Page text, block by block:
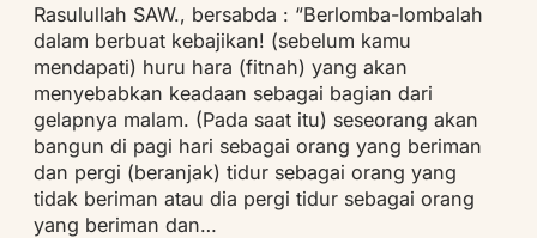
Rasulullah SAW., bersabda : “Berlomba-lombalah
dalam berbuat kebajikan! (sebelum kamu
mendapati) huru hara (fitnah) yang akan
menyebabkan keadaan sebagai bagian dari
gelapnya malam. (Pada saat itu) seseorang akan
bangun di pagi hari sebagai orang yang beriman
dan pergi (beranjak) tidur sebagai orang yang
tidak beriman atau dia pergi tidur sebagai orang
yang beriman dan…